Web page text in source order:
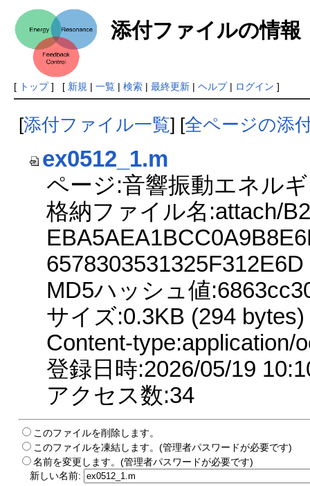
添付ファイルの情報
[ トップ] [ 新規 | 一覧| 検索| 最終更新| ヘルプ| ログイン ]
[添付ファイル一覧] [全ページの添
ex0512_1.m
ページ:音響振動エネル
格納ファイル名:attach/
6578303531325F312E6D
MD5ハッシュ値
サイズ:0.3KB (294 bytes)
Content-type:application/
登録日時:2026/05/19
アクセス数:34
このファイルを削除します。
このファイルを凍結します。(管理者パスワードが必要です)
名前を変更します。(管理者パスワードが必要です)
新しい名前: